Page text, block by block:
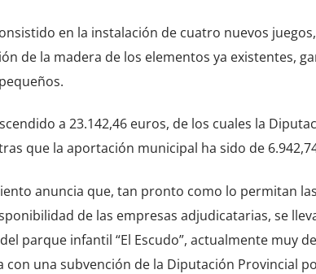
en la instalación de cuatro nuevos
de la madera de los elementos ya existentes,
a 23.142,46 euros, de los cuales la
que la aportación municipal ha sido de
anuncia que, tan pronto como lo permitan
de las empresas adjudicatarias, se
parque infantil “El Escudo”, actualmente muy
con una subvención de la Diputación Provincial